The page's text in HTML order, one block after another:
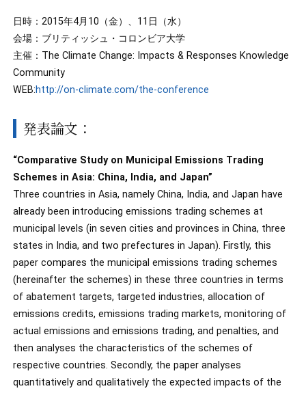
日時：2015年4月10（金）、11日（水）
会場：ブリティッシュ・コロンビア大学
主催：The Climate Change: Impacts & Responses Knowledge
Community
WEB:http://on-climate.com/the-conference
発表論文：
“Comparative Study on Municipal Emissions Trading
Schemes in Asia: China, India, and Japan”
Three countries in Asia, namely China, India, and Japan have
already been introducing emissions trading schemes at
municipal levels (in seven cities and provinces in China, three
states in India, and two prefectures in Japan). Firstly, this
paper compares the municipal emissions trading schemes
(hereinafter the schemes) in these three countries in terms
of abatement targets, targeted industries, allocation of
emissions credits, emissions trading markets, monitoring of
actual emissions and emissions trading, and penalties, and
then analyses the characteristics of the schemes of
respective countries. Secondly, the paper analyses
quantitatively and qualitatively the expected impacts of the